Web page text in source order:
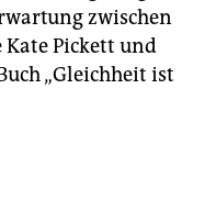
zwischen
Kate Pickett und
„Gleichheit ist